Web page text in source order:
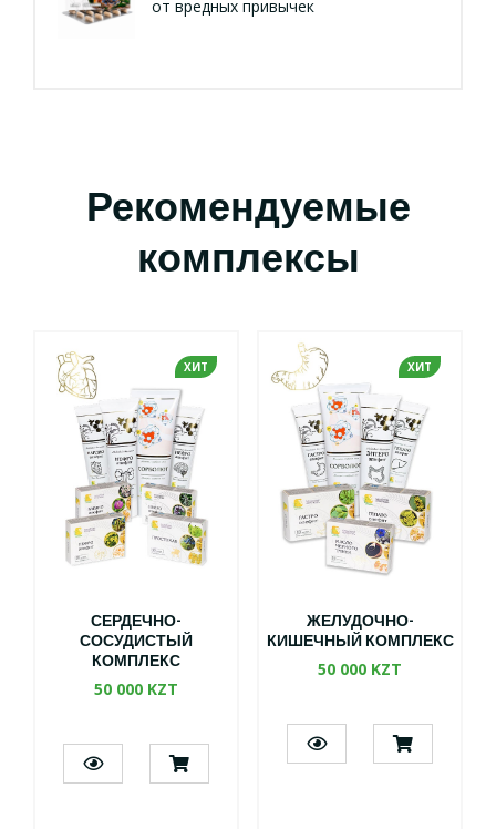
от вредных привычек
Рекомендуемые
комплексы
ХИТ
СЕРДЕЧНО-
СОСУДИСТЫЙ
КОМПЛЕКС
50 000 KZT
ХИТ
ЖЕЛУДОЧНО-
КИШЕЧНЫЙ КОМПЛЕКС
50 000 KZT